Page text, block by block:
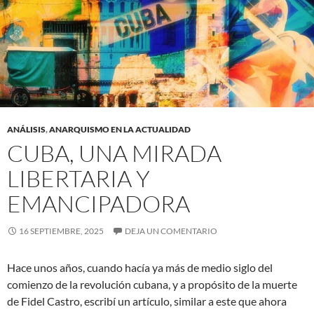
ANÁLISIS,ANARQUISMO EN LA ACTUALIDAD
CUBA, UNA MIRADA
LIBERTARIA Y
EMANCIPADORA
16 SEPTIEMBRE, 2025 DEJA UN COMENTARIO
Hace unos años, cuando hacía ya más de medio siglo del
comienzo de la revolución cubana, y a propósito de la muerte
de Fidel Castro, escribí un artículo, similar a este que ahora